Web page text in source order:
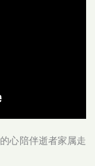
心陪伴逝者家属走